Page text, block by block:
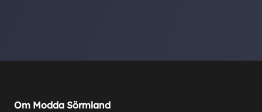
Om Modda Sörmland